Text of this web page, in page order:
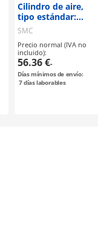
Cilindro de aire,
tipo estándar:
doble efecto,
vástago simple
serie CM2
SMC
Precio normal (IVA no
incluido):
56.36 €-
Días mínimos de envío:
7días laborables